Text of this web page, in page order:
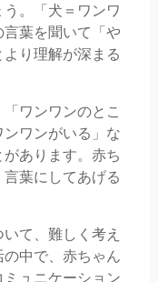
。「犬＝ワンワ
葉を聞いて「や
り理解が深まる
ワンワンのとこ
ワンがいる」な
あります。赤ち
葉にしてあげる
て、難しく考え
中で、赤ちゃん
ュニケーション